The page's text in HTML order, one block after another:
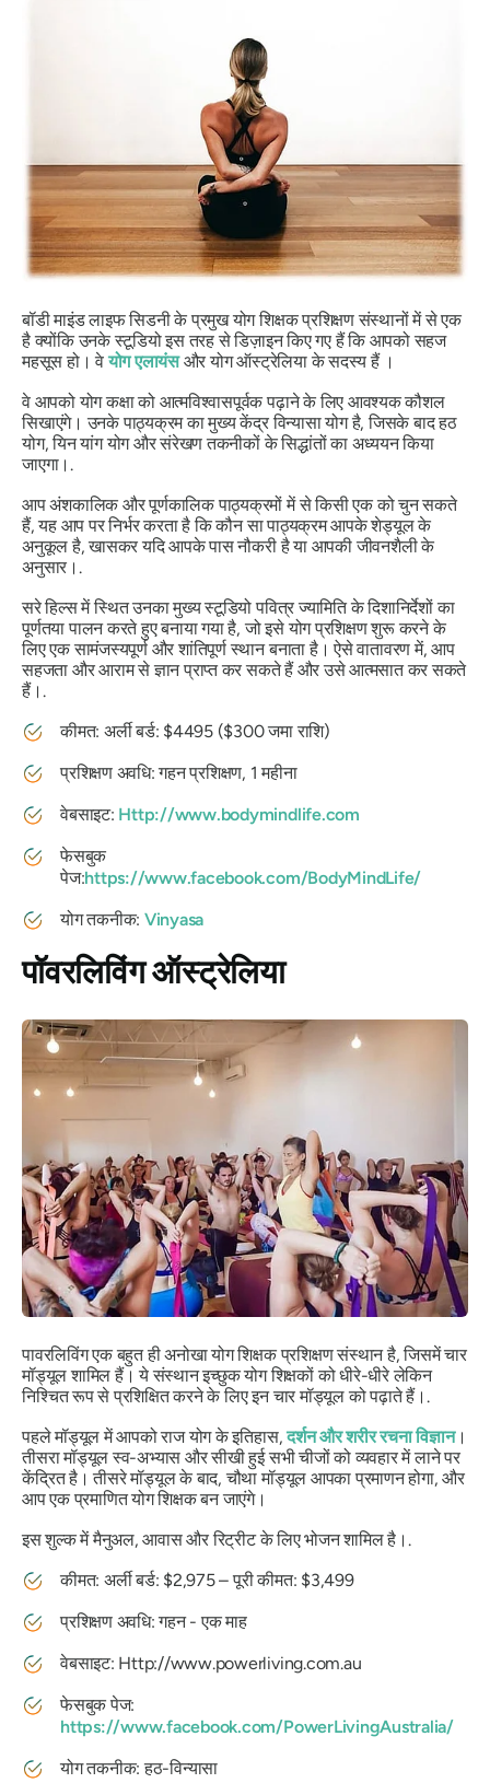
बॉडी माइंड लाइफ सिडनी के प्रमुख योग शिक्षक प्रशिक्षण संस्थानों में से एक
है क्योंकि उनके स्टूडियो इस तरह से डिज़ाइन किए गए हैं कि आपको सहज
महसूस हो। वेयोग एलायंसऔर योग ऑस्ट्रेलिया के सदस्य हैं ।
वे आपको योग कक्षा को आत्मविश्वासपूर्वक पढ़ाने के लिए आवश्यक कौशल
सिखाएंगे। उनके पाठ्यक्रम का मुख्य केंद्र विन्यासा योग है, जिसके बाद हठ
योग, यिन यांग योग और संरेखण तकनीकों के सिद्धांतों का अध्ययन किया
जाएगा।.
आप अंशकालिक और पूर्णकालिक पाठ्यक्रमों में से किसी एक को चुन सकते
हैं, यह आप पर निर्भर करता है कि कौन सा पाठ्यक्रम आपके शेड्यूल के
अनुकूल है, खासकर यदि आपके पास नौकरी है या आपकी जीवनशैली के
अनुसार।.
सरे हिल्स में स्थित उनका मुख्य स्टूडियो पवित्र ज्यामिति के दिशानिर्देशों का
पूर्णतया पालन करते हुए बनाया गया है, जो इसे योग प्रशिक्षण शुरू करने के
लिए एक सामंजस्यपूर्ण और शांतिपूर्ण स्थान बनाता है। ऐसे वातावरण में, आप
सहजता और आराम से ज्ञान प्राप्त कर सकते हैं और उसे आत्मसात कर सकते
हैं।.
कीमत: अर्ली बर्ड: $4495 ($300 जमा राशि)
प्रशिक्षण अवधि: गहन प्रशिक्षण, 1 महीना
वेबसाइट: Http://www.bodymindlife.com
फेसबुक
पेज:https://www.facebook.com/BodyMindLife/
योग तकनीक: Vinyasa
पॉवरलिविंग ऑस्ट्रेलिया
पावरलिविंग एक बहुत ही अनोखा योग शिक्षक प्रशिक्षण संस्थान है, जिसमें चार
मॉड्यूल शामिल हैं। ये संस्थान इच्छुक योग शिक्षकों को धीरे-धीरे लेकिन
निश्चित रूप से प्रशिक्षित करने के लिए इन चार मॉड्यूल को पढ़ाते हैं।.
पहले मॉड्यूल में आपको राज योग के इतिहास,दर्शन और शरीर रचना विज्ञान।
तीसरा मॉड्यूल स्व-अभ्यास और सीखी हुई सभी चीजों को व्यवहार में लाने पर
केंद्रित है। तीसरे मॉड्यूल के बाद, चौथा मॉड्यूल आपका प्रमाणन होगा, और
आप एक प्रमाणित योग शिक्षक बन जाएंगे।
इस शुल्क में मैनुअल, आवास और रिट्रीट के लिए भोजन शामिल है।.
कीमत: अर्ली बर्ड: $2,975 – पूरी कीमत: $3,499
प्रशिक्षण अवधि: गहन - एक माह
वेबसाइट: Http://www.powerliving.com.au
फेसबुक पेज:
https://www.facebook.com/PowerLivingAustralia/
योग तकनीक: हठ-विन्यासा